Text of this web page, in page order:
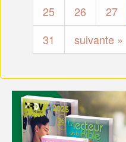
25
26 27
31
suivante »